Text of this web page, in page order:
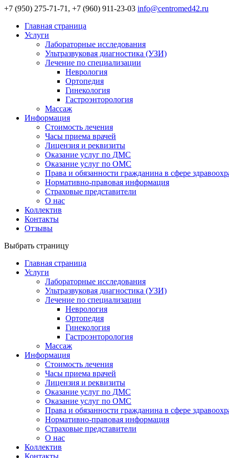
+7 (950) 275-71-71, +7 (960) 911-23-03 info@centromed42.ru
Главная страница
Услуги
Лабораторные исследования
Ультразвуковая диагностика (УЗИ)
Лечение по специализации
Неврология
Ортопедия
Гинекология
Гастроэнторология
Массаж
Информация
Стоимость лечения
Часы приема врачей
Лицензия и реквизиты
Оказание услуг по ДМС
Оказание услуг по ОМС
Права и обязанности гражданина в сфере
Нормативно-правовая информация
Страховые представители
О нас
Коллектив
Контакты
Отзывы
Выбрать страницу
Главная страница
Услуги
Лабораторные исследования
Ультразвуковая диагностика (УЗИ)
Лечение по специализации
Неврология
Ортопедия
Гинекология
Гастроэнторология
Массаж
Информация
Стоимость лечения
Часы приема врачей
Лицензия и реквизиты
Оказание услуг по ДМС
Оказание услуг по ОМС
Права и обязанности гражданина в сфере
Нормативно-правовая информация
Страховые представители
О нас
Коллектив
Контакты